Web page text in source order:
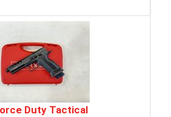
Duty Tactical